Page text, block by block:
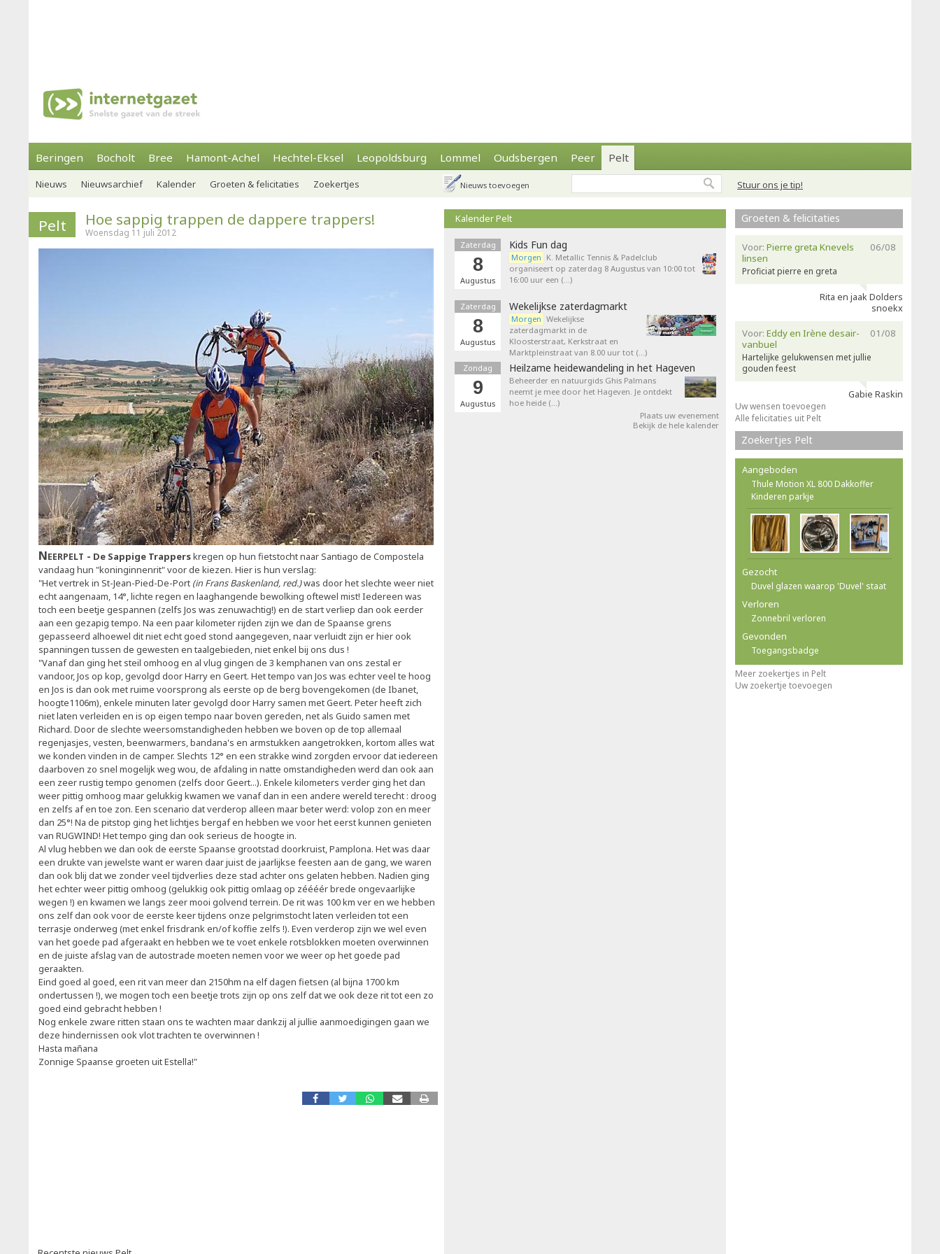
Beringen Bocholt Bree Hamont-Achel Hechtel-Eksel Leopoldsburg Lommel Oudsbergen Peer Pelt
Stuur ons je tip!
Nieuws Nieuwsarchief Kalender Groeten & felicitaties Zoekertjes Nieuws toevoegen
Pelt Hoe sappig trappen de dappere trappers!
Woensdag 11 juli 2012
Neerpelt De Sappige Trapperskregen op hun fietstocht naar Santiago de Compostela
vandaag hun "koninginnenrit" voor de kiezen. Hier is hun verslag:
"Het vertrek in St-Jean-Pied-De-Port (in Frans Baskenland, red.)was door het slechte weer niet
echt aangenaam, 14°, lichte regen en laaghangende bewolking oftewel mist! Iedereen was
toch een beetje gespannen (zelfs Jos was zenuwachtig!) en de start verliep dan ook eerder
aan een gezapig tempo. Na een paar kilometer rijden zijn we dan de Spaanse grens
gepasseerd alhoewel dit niet echt goed stond aangegeven, naar verluidt zijn er hier ook
spanningen tussen de gewesten en taalgebieden, niet enkel bij ons dus !
"Vanaf dan ging het steil omhoog en al vlug gingen de 3 kemphanen van ons zestal er
vandoor, Jos op kop, gevolgd door Harry en Geert. Het tempo van Jos was echter veel te hoog
en Jos is dan ook met ruime voorsprong als eerste op de berg bovengekomen (de Ibanet,
hoogte1106m), enkele minuten later gevolgd door Harry samen met Geert. Peter heeft zich
niet laten verleiden en is op eigen tempo naar boven gereden, net als Guido samen met
Richard. Door de slechte weersomstandigheden hebben we boven op de top allemaal
regenjasjes, vesten, beenwarmers, bandana's en armstukken aangetrokken, kortom alles wat
we konden vinden in de camper. Slechts 12° en een strakke wind zorgden ervoor dat iedereen
daarboven zo snel mogelijk weg wou, de afdaling in natte omstandigheden werd dan ook aan
een zeer rustig tempo genomen (zelfs door Geert...). Enkele kilometers verder ging het dan
weer pittig omhoog maar gelukkig kwamen we vanaf dan in een andere wereld terecht : droog
en zelfs af en toe zon. Een scenario dat verderop alleen maar beter werd: volop zon en meer
dan 25°! Na de pitstop ging het lichtjes bergaf en hebben we voor het eerst kunnen genieten
van RUGWIND! Het tempo ging dan ook serieus de hoogte in.
Al vlug hebben we dan ook de eerste Spaanse grootstad doorkruist, Pamplona. Het was daar
een drukte van jewelste want er waren daar juist de jaarlijkse feesten aan de gang, we waren
dan ook blij dat we zonder veel tijdverlies deze stad achter ons gelaten hebben. Nadien ging
het echter weer pittig omhoog (gelukkig ook pittig omlaag op zéééér brede ongevaarlijke
wegen !) en kwamen we langs zeer mooi golvend terrein. De rit was 100 km ver en we hebben
ons zelf dan ook voor de eerste keer tijdens onze pelgrimstocht laten verleiden tot een
terrasje onderweg (met enkel frisdrank en/of koffie zelfs !). Even verderop zijn we wel even
van het goede pad afgeraakt en hebben we te voet enkele rotsblokken moeten overwinnen
en de juiste afslag van de autostrade moeten nemen voor we weer op het goede pad
geraakten.
Eind goed al goed, een rit van meer dan 2150hm na elf dagen fietsen (al bijna 1700 km
ondertussen !), we mogen toch een beetje trots zijn op ons zelf dat we ook deze rit tot een zo
goed eind gebracht hebben !
Nog enkele zware ritten staan ons te wachten maar dankzij al jullie aanmoedigingen gaan we
deze hindernissen ook vlot trachten te overwinnen !
Hasta mañana
Zonnige Spaanse groeten uit Estella!"
Kalender Pelt
Zaterdag
8
Augustus
Kids Fun dag
Morgen K. Metallic Tennis & Padelclub
organiseert op zaterdag 8 Augustus van 10:00 tot
16:00 uur een (…)
Zaterdag
8
Augustus
Wekelijkse zaterdagmarkt
Morgen Wekelijkse
zaterdagmarkt in de
Kloosterstraat, Kerkstraat en
Marktpleinstraat van 8.00 uur tot (…)
Zondag
9
Augustus
Heilzame heidewandeling in het Hageven
Beheerder en natuurgids Ghis Palmans
neemt je mee door het Hageven. Je ontdekt
hoe heide (…)
Plaats uw evenement
Bekijk de hele kalender
Groeten & felicitaties
06/08
Voor: Pierre greta Knevels
linsen
Proficiat pierre en greta
Rita en jaak Dolders
snoekx
01/08
Voor: Eddy en Irène desair-
vanbuel
Hartelijke gelukwensen met jullie
gouden feest
Gabie Raskin
Uw wensen toevoegen
Alle felicitaties uit Pelt
Zoekertjes Pelt
Aangeboden
Thule Motion XL 800 Dakkoffer
Kinderen parkje
Gezocht
Duvel glazen waarop 'Duvel' staat
Verloren
Zonnebril verloren
Gevonden
Toegangsbadge
Meer zoekertjes in Pelt
Uw zoekertje toevoegen